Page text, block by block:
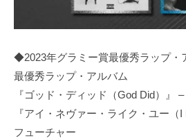
◆2023年グラミー賞最優秀ラップ・
最優秀ラップ・アルバム
『ゴッド・ディッド（God Did）』
『アイ・ネヴァー・ライク・ユー（
フューチャー